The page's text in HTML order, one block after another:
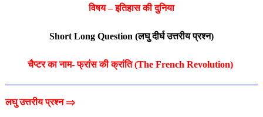
विषय – इतिहास की दुनिया
Short Long Question (लघुदीर्घ उत्तरीय प्रश्न)
चैप्टर का नाम-फ्रांस की क्रांति (The French Revolution)
लघु उत्तरीय प्रश्न ⇒